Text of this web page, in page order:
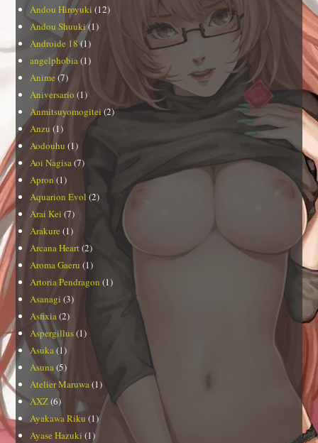
Andou Hiroyuki (12)
Andou Shuuki(1)
Androide 18(1)
angelphobia(1)
Anime (7)
Aniversario (1)
Anmitsuyomogitei(2)
Anzu (1)
Aodouhu (1)
Aoi Nagisa(7)
Apron (1)
Aquarion Evol (2)
Arai Kei (7)
Arakure (1)
Arcana Heart(2)
Aroma Gaeru (1)
Artoria Pendragon (1)
Asanagi (3)
Asfixia(2)
Aspergillus(1)
Asuka(1)
Asuna(5)
Atelier Maruwa(1)
AXZ(6)
Ayakawa Riku (1)
Ayase Hazuki (1)